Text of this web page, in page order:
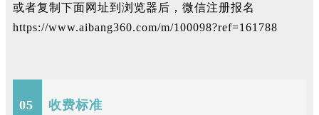
或者复制下面网址到浏览器后，微信注册报名
https://www.aibang360.com/m/100098?ref=161788
05 收费标准